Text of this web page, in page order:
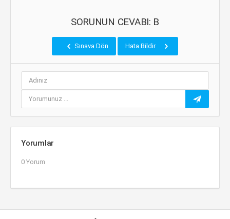
SORUNUN CEVABI: B
Sınava Dön Hata Bildir
Yorumlar
0 Yorum